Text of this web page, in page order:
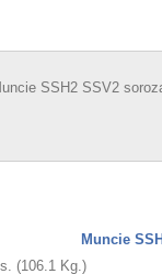
Muncie
(106.1 Kg.)